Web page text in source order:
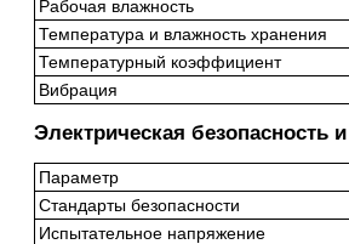
Рабочая влажность
Температура и влажность хранения
Температурный коэффициент
Вибрация
Электрическая безопасность
Параметр
Стандарты безопасности
Испытательное напряжение